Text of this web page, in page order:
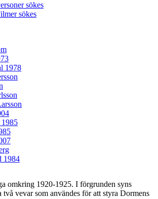
sökes
sökes
1978
1984
omkring 1920-1925. I förgrunden syns
två vevar som användes för att styra Dormens